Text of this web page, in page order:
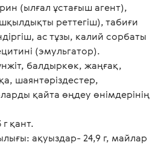
(ылғал ұстағыш агент),
реттегіш), табиғи
ас тұзы, калий сорбаты
(эмульгатор).
балдыркөк, жаңғақ,
шаянтәріздестер,
қайта өңдеу өнімдерінің
қант.
ақуыздар- 24,9 г, майлар